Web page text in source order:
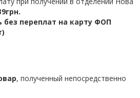
переплат на карту ФОП
, полученный непосредственно